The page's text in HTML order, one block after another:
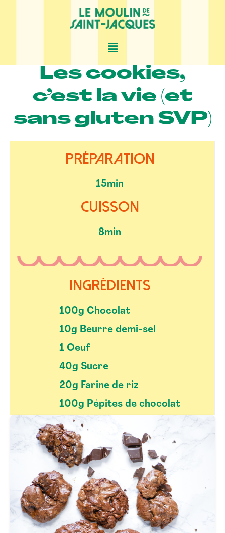
DESSERT
Les cookies,
c’est la vie (et
sans gluten SVP)
Préparation
15min
Cuisson
8min
Ingrédients
100g Chocolat
10g Beurre demi-sel
1 Oeuf
40g Sucre
20g Farine de riz
100g Pépites de chocolat